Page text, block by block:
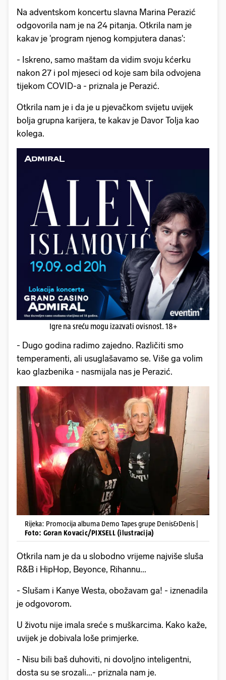
Na adventskom koncertu slavna Marina Perazić
odgovorila nam je na 24 pitanja. Otkrila nam je
kakav je 'program njenog kompjutera danas':
- Iskreno, samo maštam da vidim svoju kćerku
nakon 27 i pol mjeseci od koje sam bila odvojena
tijekom COVID-a - priznala je Perazić.
Otkrila nam je i da je u pjevačkom svijetu uvijek
bolja grupna karijera, te kakav je Davor Tolja kao
kolega.
Igre na sreću mogu izazvati ovisnost. 18+
- Dugo godina radimo zajedno. Različiti smo
temperamenti, ali usuglašavamo se. Više ga volim
kao glazbenika - nasmijala nas je Perazić.
Rijeka: Promocija albuma Demo Tapes grupe Denis&Denis |
Foto: Goran Kovacic/PIXSELL (ilustracija)
Otkrila nam je da u slobodno vrijeme najviše sluša
R&B i HipHop, Beyonce, Rihannu...
- Slušam i Kanye Westa, obožavam ga! - iznenadila
je odgovorom.
U životu nije imala sreće s muškarcima. Kako kaže,
uvijek je dobivala loše primjerke.
- Nisu bili baš duhoviti, ni dovoljno inteligentni,
dosta su se srozali...- priznala nam je.